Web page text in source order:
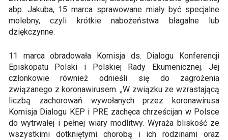
abp. Jakuba, 15 marca sprawowane miały być specjalne
molebny, czyli krótkie nabożeństwa błagalne lub
dziękczynne.
11 marca obradowała Komisja ds. Dialogu Konferencji
Episkopatu Polski i Polskiej Rady Ekumenicznej. Jej
członkowie również odnieśli się do zagrożenia
związanego z koronawirusem. „W związku ze wzrastającą
liczbą zachorowań wywołanych przez koronawirusa
Komisja Dialogu KEP i PRE zachęca chrześcijan w Polsce
do wytrwałej i pełnej wiary modlitwy. Wyraża bliskość ze
wszystkimi dotkniętymi chorobą i ich rodzinami oraz